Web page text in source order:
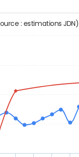
au m2 (source : estimations JDN)